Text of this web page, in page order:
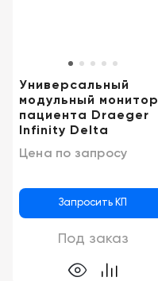
Универсальный
модульный монитор
пациента Draeger
Infinity Delta
Цена по запросу
Запросить КП
Под заказ